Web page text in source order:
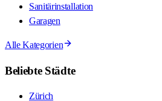
Sanitärinstallation
Garagen
Alle Kategorien
Beliebte Städte
Zürich